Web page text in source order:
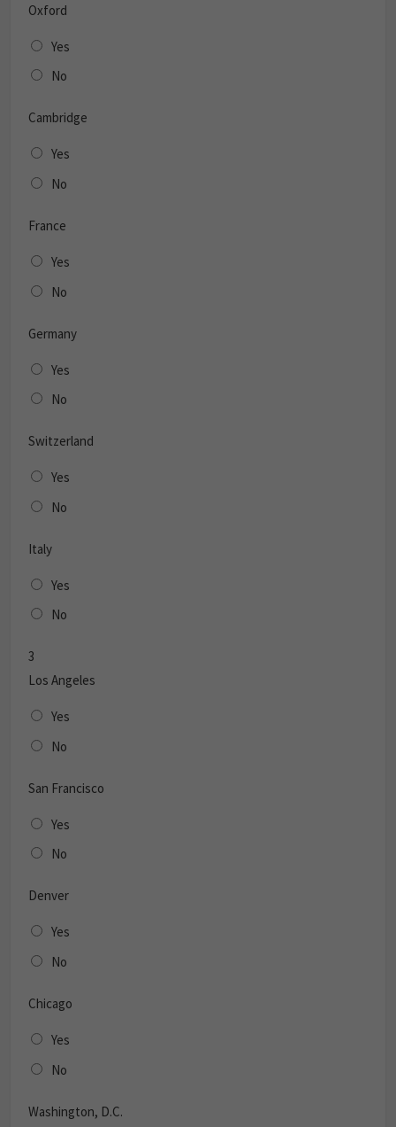
Oxford
Yes
No
Cambridge
Yes
No
France
Yes
No
Germany
Yes
No
Switzerland
Yes
No
Italy
Yes
No
3
Los Angeles
Yes
No
San Francisco
Yes
No
Denver
Yes
No
Chicago
Yes
No
Washington, D.C.